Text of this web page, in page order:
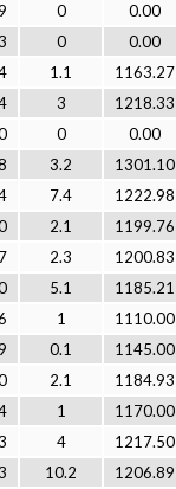
0 0.00
0 0.00
1.1 1163.27
3 1218.33
0 0.00
3.2 1301.10
7.4 1222.98
2.1 1199.76
2.3 1200.83
5.1 1185.21
1 1110.00
0.1 1145.00
2.1 1184.93
1 1170.00
4 1217.50
10.2 1206.89